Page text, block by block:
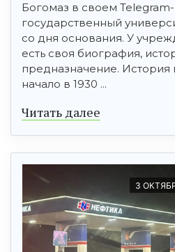
Богомаз в своем
государственный
со дня основания. У
есть своя биография,
предназначение. История
начало в 1930 ...
Читать далее
3